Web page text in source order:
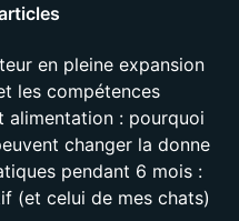
en pleine expansion
les compétences
alimentation : pourquoi
changer la donne
pendant 6 mois :
(et celui de mes chats)